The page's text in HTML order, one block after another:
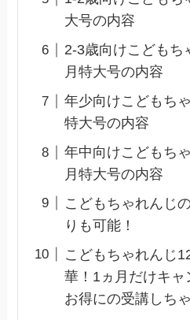
大号の内容
2-3歳向けこどもち
月特大号の内容
年少向けこどもち
特大号の内容
年中向けこどもち
月特大号の内容
こどもちゃれんじ
りも可能！
こどもちゃれんじ
華！1ヵ月だけキャ
お得にの受講しち